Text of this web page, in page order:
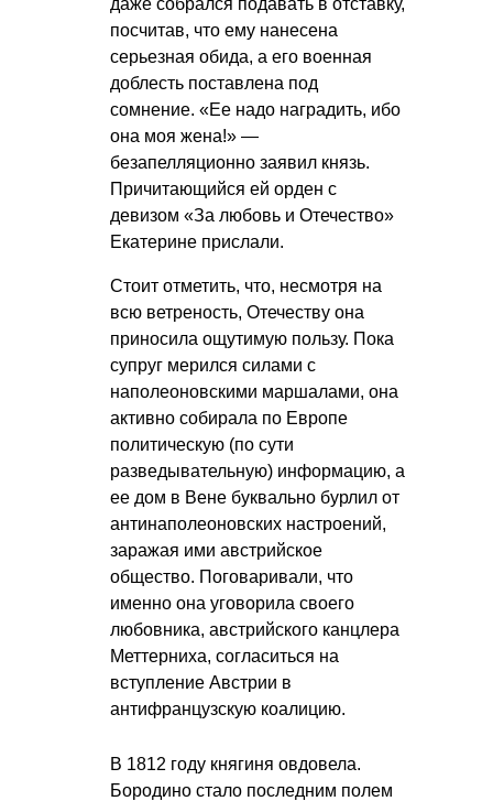
посчитав, что ему нанесена
серьезная обида, а его военная
доблесть поставлена под
сомнение. «Ее надо наградить, ибо
она моя жена!» —
безапелляционно заявил князь.
Причитающийся ей орден с
девизом «За любовь и Отечество»
Екатерине прислали.
Стоит отметить, что, несмотря на
всю ветреность, Отечеству она
приносила ощутимую пользу. Пока
супруг мерился силами с
наполеоновскими маршалами, она
активно собирала по Европе
политическую (по сути
разведывательную) информацию, а
ее дом в Вене буквально бурлил от
антинаполеоновских настроений,
заражая ими австрийское
общество. Поговаривали, что
именно она уговорила своего
любовника, австрийского канцлера
Меттерниха, согласиться на
вступление Австрии в
антифранцузскую коалицию.
В 1812 году княгиня овдовела.
Бородино стало последним полем